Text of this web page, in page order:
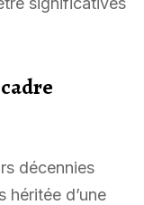
décennies
héritée d’une